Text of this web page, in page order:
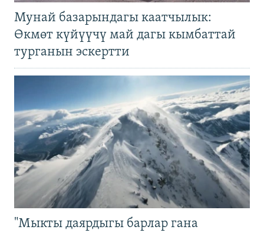
Мунай базарындагы каатчылык:
Өкмөт күйүүчү май дагы кымбаттай
турганын эскертти
"Мыкты даярдыгы барлар гана